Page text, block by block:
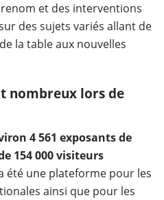
et des interventions
des sujets variés allant de
la table aux nouvelles
nombreux lors de
4 561 exposants de
154 000 visiteurs
été une plateforme pour les
ainsi que pour les